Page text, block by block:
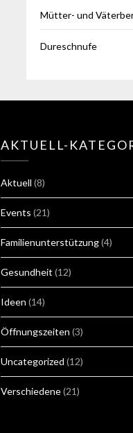
Mütter- und
Dureschnufe
AKTUELL-
Aktuell (8)
Events (21)
Familienunterstützung(4)
Gesundheit (12)
Ideen (14)
Öffnungszeiten (3)
Uncategorized (12)
Verschiedene(21)